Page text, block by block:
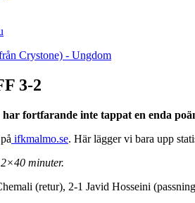
Crystone) - Ungdom
3-2
fortfarande inte tappat en enda
ifkmalmo.se. Här lägger vi bara upp
minuter.
(retur), 2-1 Javid Hosseini